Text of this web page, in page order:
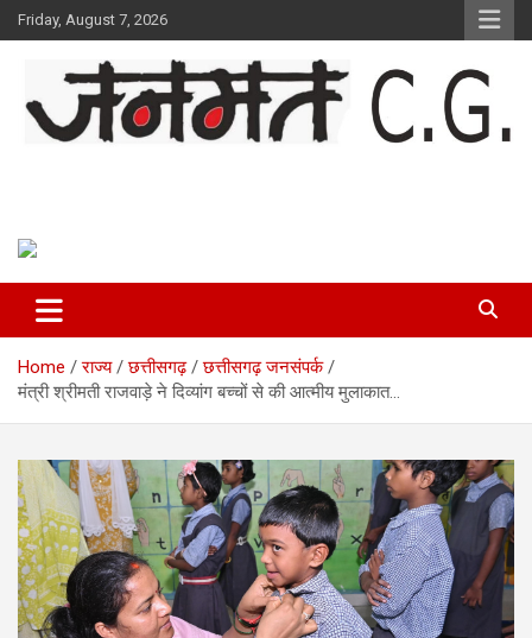
Skip
to
Friday, August 7, 2026
Home राज्य छत्तीसगढ़
छत्तीसगढ़ जनसंपर्क
मंत्री श्रीमती राजवाड़े ने दिव्यांग बच्चों से की आत्मीय मुलाकात…